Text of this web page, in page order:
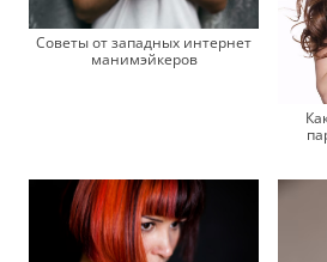
Советы от западных интернет
манимэйкеров